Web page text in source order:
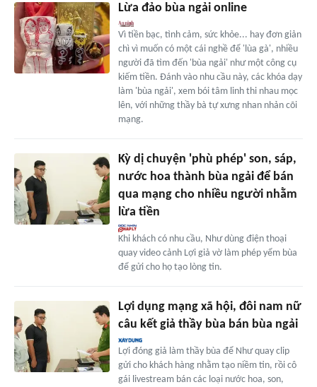
Lừa đảo bùa ngải online
Vì tiền bạc, tình cảm, sức khỏe... hay đơn giản
chì vì muốn có một cái nghề để 'lùa gà', nhiều
người đã tìm đến 'bùa ngải' như một công cụ
kiếm tiền. Đánh vào nhu cầu này, các khóa dạy
làm 'bùa ngải', xem bói tâm linh thi nhau mọc
lên, với những thầy bà tự xưng nhan nhản cõi
mạng.
Kỳ dị chuyện 'phù phép' son, sáp,
nước hoa thành bùa ngải để bán
qua mạng cho nhiều người nhằm
lừa tiền
Khi khách có nhu cầu, Như dùng điện thoại
quay video cảnh Lợi giả vờ làm phép yểm bùa
để gửi cho họ tạo lòng tin.
Lợi dụng mạng xã hội, đôi nam nữ
câu kết giả thầy bùa bán bùa ngải
Lợi đóng giả làm thầy bùa để Như quay clip
gửi cho khách hàng nhằm tạo niềm tin, rồi cô
gái livestream bán các loại nước hoa, son,